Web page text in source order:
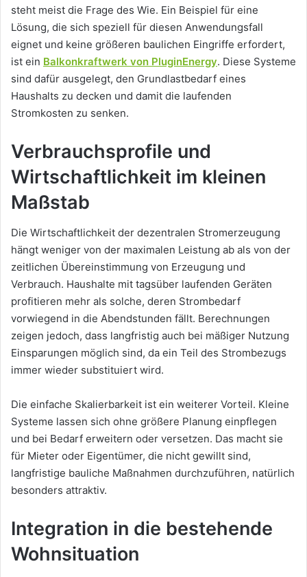
steht meist die Frage des Wie. Ein Beispiel für eine
Lösung, die sich speziell für diesen Anwendungsfall
eignet und keine größeren baulichen Eingriffe erfordert,
ist ein Balkonkraftwerk von PluginEnergy. Diese Systeme
sind dafür ausgelegt, den Grundlastbedarf eines
Haushalts zu decken und damit die laufenden
Stromkosten zu senken.
Verbrauchsprofile und
Wirtschaftlichkeit im kleinen
Maßstab
Die Wirtschaftlichkeit der dezentralen Stromerzeugung
hängt weniger von der maximalen Leistung ab als von der
zeitlichen Übereinstimmung von Erzeugung und
Verbrauch. Haushalte mit tagsüber laufenden Geräten
profitieren mehr als solche, deren Strombedarf
vorwiegend in die Abendstunden fällt. Berechnungen
zeigen jedoch, dass langfristig auch bei mäßiger Nutzung
Einsparungen möglich sind, da ein Teil des Strombezugs
immer wieder substituiert wird.
Die einfache Skalierbarkeit ist ein weiterer Vorteil. Kleine
Systeme lassen sich ohne größere Planung einpflegen
und bei Bedarf erweitern oder versetzen. Das macht sie
für Mieter oder Eigentümer, die nicht gewillt sind,
langfristige bauliche Maßnahmen durchzuführen, natürlich
besonders attraktiv.
Integration in die bestehende
Wohnsituation